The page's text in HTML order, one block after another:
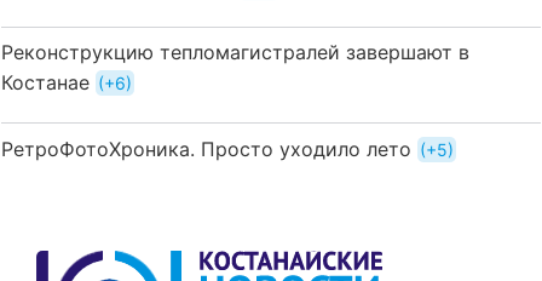
Реконструкцию тепломагистралей завершают в
Костанае
+6
РетроФотоХроника. Просто уходило лето +5